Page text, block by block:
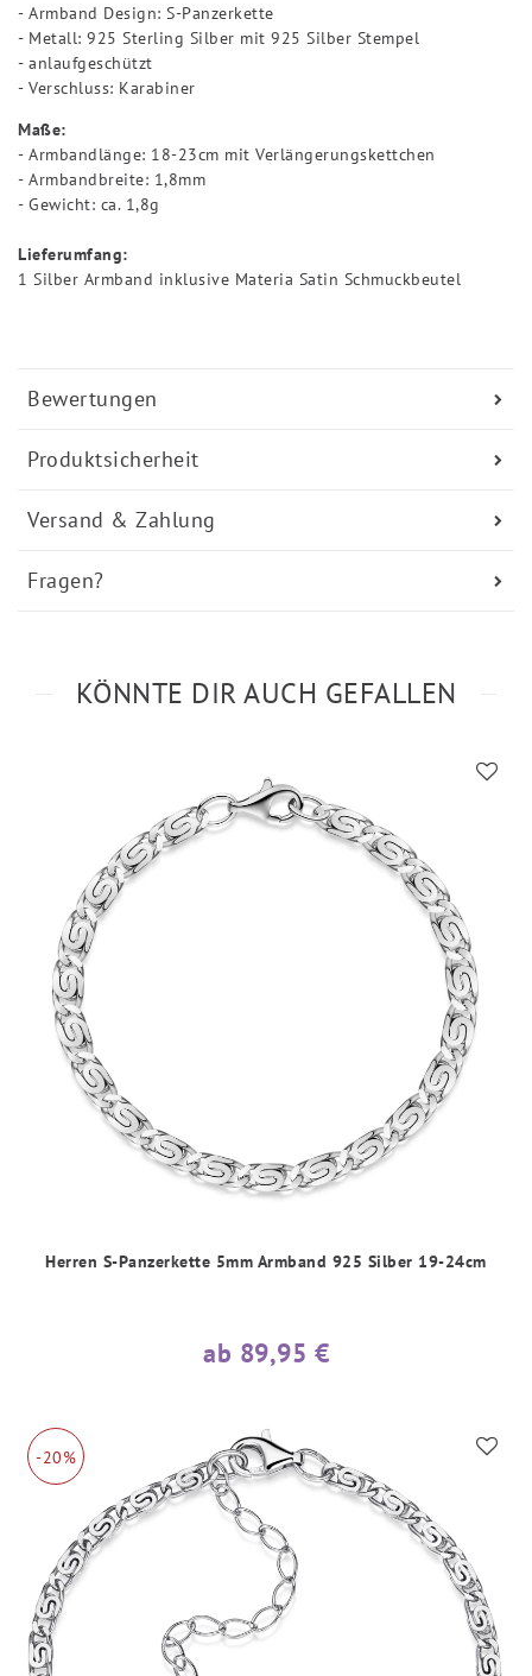
Bewertungen
Produktsicherheit
Versand & Zahlung
Fragen?
- Armband Design: S-Panzerkette
- Metall: 925 Sterling Silber mit 925 Silber Stempel
- anlaufgeschützt
- Verschluss: Karabiner
Maße:
- Armbandlänge: 18-23cm mit Verlängerungskettchen
- Armbandbreite: 1,8mm
- Gewicht: ca. 1,8g
Lieferumfang:
1 Silber Armband inklusive Materia Satin Schmuckbeutel
KÖNNTE DIR AUCH GEFALLEN
Herren S-Panzerkette 5mm Armband 925 Silber 19-24cm
ab 89,95 €
-20%